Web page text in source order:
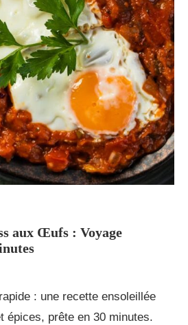
aux Œufs : Voyage
: une recette ensoleillée
prête en 30 minutes.